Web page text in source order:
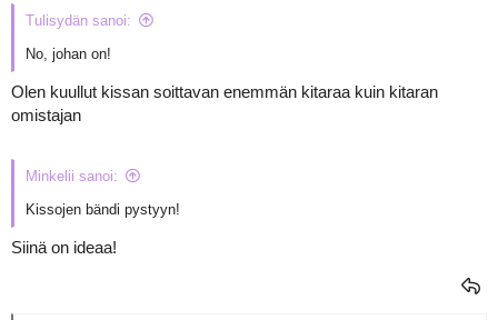
Tulisydän sanoi:
No, johan on!
Olen kuullut kissan soittavan enemmän kitaraa kuin kitaran
omistajan
Minkelii sanoi:
Kissojen bändi pystyyn!
Siinä on ideaa!